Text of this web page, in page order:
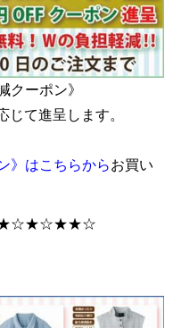
クーポン》
て進呈します。
》はこちらからお買い